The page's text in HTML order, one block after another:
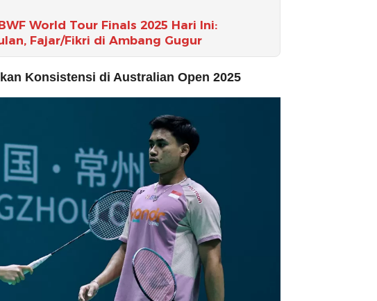
World Tour Finals 2025 Hari Ini:
Fajar/Fikri di Ambang Gugur
Konsistensi di Australian Open 2025